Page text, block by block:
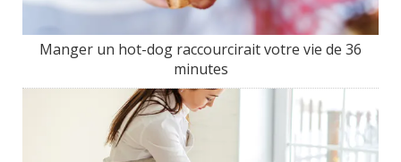
Manger un hot-dog raccourcirait votre vie de 36
minutes